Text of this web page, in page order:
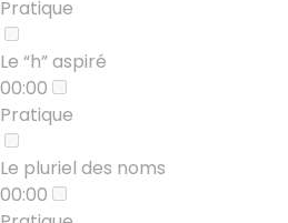
Pratique
Le “h” aspiré
00:00
Pratique
Le pluriel des noms
00:00